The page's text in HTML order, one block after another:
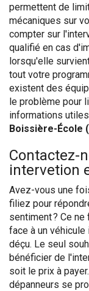
permettent de
mécaniques sur
compter sur
qualifié en cas
lorsqu'elle
tout votre
existent des
le problème pour
informations
Boissière-École
Contactez-
intervetion
Avez-vous une
filiez pour
sentiment ? Ce
face à un
déçu. Le seul
bénéficier de
soit le prix à
dépanneurs se